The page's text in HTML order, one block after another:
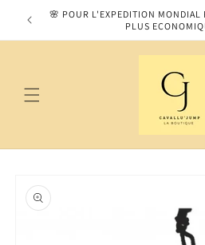
passer
SUR
🌸 POUR L'EXPEDITION MONDIAL
PLUS
informations
produits